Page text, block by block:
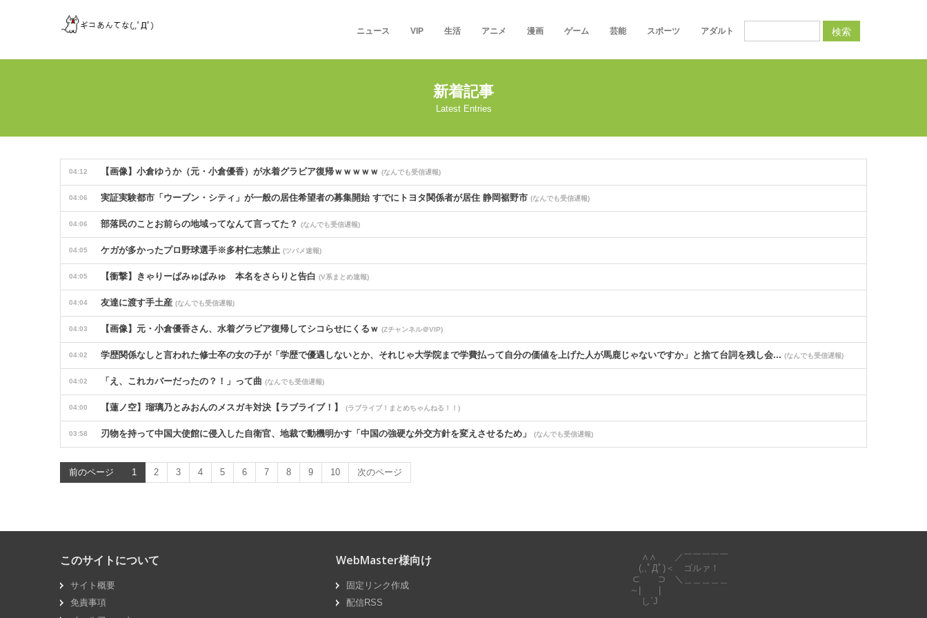
ニュース VIP 生活 アニメ 漫画 ゲーム 芸能 スポーツ アダルト 検索
新着記事
Latest Entries
04:12 【画像】小倉ゆうか（元・小倉優香）が水着グラビア復帰ｗｗｗｗｗ (なんでも受信遅報)
04:06 実証実験都市「ウーブン・シティ」が一般の居住希望者の募集開始 すでにトヨタ関係者が居住 静岡裾野市 (なんでも受信遅報)
04:06 部落民のことお前らの地域ってなんて言ってた？ (なんでも受信遅報)
04:05 ケガが多かったプロ野球選手※多村仁志禁止 (ツバメ速報)
04:05 【衝撃】きゃりーぱみゅぱみゅ 本名をさらりと告白 (V系まとめ速報)
04:04 友達に渡す手土産 (なんでも受信遅報)
04:03 【画像】元・小倉優香さん、水着グラビア復帰してシコらせにくるｗ (Zチャンネル＠VIP)
04:02 学歴関係なしと言われた修士卒の女の子が「学歴で優遇しないとか、それじゃ大学院まで学費払って自分の価値を上げた人が馬鹿じゃないですか」と捨て台詞を残し会... (なんでも受信遅報)
04:02 「え、これカバーだったの？！」って曲 (なんでも受信遅報)
04:00 【蓮ノ空】瑠璃乃とみおんのメスガキ対決【ラブライブ！】 (ラブライブ！まとめちゃんねる！！)
03:58 刃物を持って中国大使館に侵入した自衛官、地裁で動機明かす「中国の強硬な外交方針を変えさせるため」 (なんでも受信遅報)
ペットが決めた掟(オキテ)はありますか？
三重県警察 鈴鹿サーキットでパレード走行訓練中だった白バイが転倒事故 20代の女性隊員が重傷 白バイ乗車歴4カ月 [8/6]
03:47 短期間でもガチガチに節約してた方に聞きたい (なんでも受信遅報)
03:47 子どものゲームを禁止して育ててメリットある？ (なんでも受信遅報)
前のページ 1 2 3 4 5 6 7 8 9 10 次のページ
このサイトについて
サイト概要
免責事項
WebMaster様向け
固定リンク作成
配信RSS
∧∧ ／￣￣￣￣￣
(,,ﾟДﾟ)＜ ゴルァ！
⊂ ⊃ ＼＿＿＿＿＿
～| |
し`J